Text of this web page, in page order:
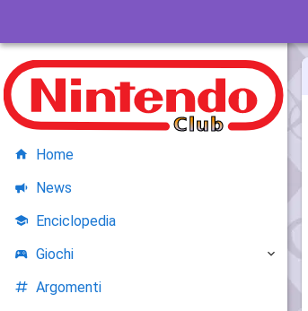
Home
News
Enciclopedia
Giochi
Argomenti